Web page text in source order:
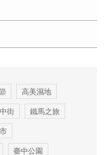
高美濕地
街
鐵馬之旅
臺中公園